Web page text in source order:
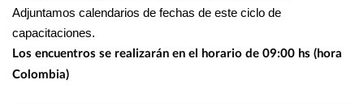
Adjuntamos calendarios de fechas de este ciclo de
capacitaciones.
Los encuentros se realizarán en el horario de 09:00 hs (hora
Colombia)